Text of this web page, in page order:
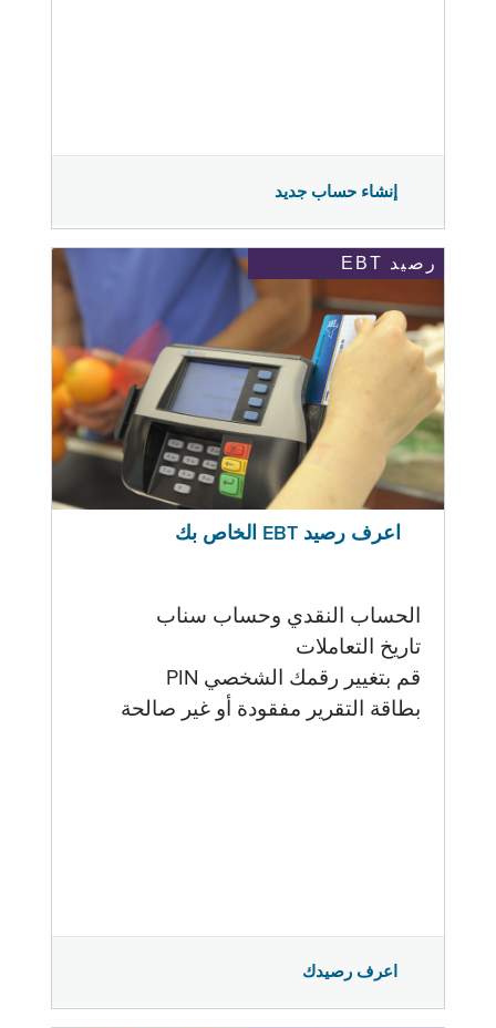
إنشاء حساب جديد
رصيد EBT
اعرف رصيد EBT الخاص بك
الحساب النقدي وحساب سناب
تاريخ التعاملات
قم بتغيير رقمك الشخصي PIN
بطاقة التقرير مفقودة أو غير صالحة
اعرف رصيدك